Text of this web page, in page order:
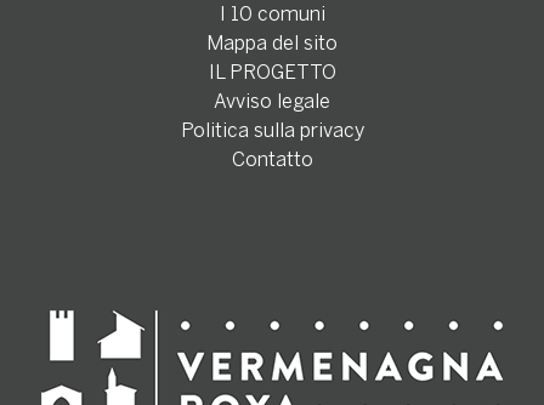
I 10 comuni
Mappa del sito
IL PROGETTO
Avviso legale
Politica sulla privacy
Contatto